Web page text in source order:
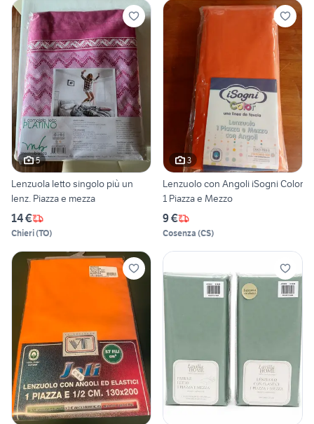
5
Lenzuola letto singolo più un
lenz. Piazza e mezza
14 €
Chieri(TO)
3
Lenzuolo con Angoli iSogni Color
1 Piazza e Mezzo
9 €
Cosenza (CS)